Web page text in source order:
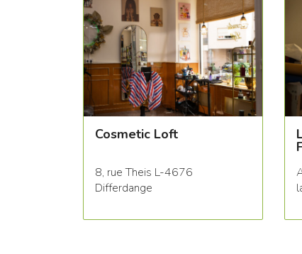
Cosmetic Loft
8, rue Theis L-4676
Differdange